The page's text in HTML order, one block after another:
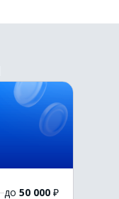
до 50 000 ₽